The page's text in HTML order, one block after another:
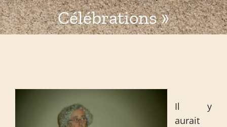
Célébrations »
Il y
aurait